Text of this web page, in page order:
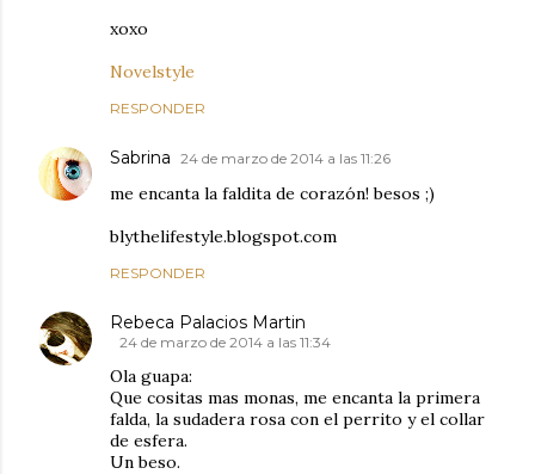
xoxo
Novelstyle
RESPONDER
Sabrina 24 de marzo de 2014 a las 11:26
me encanta la faldita de corazón! besos ;)
blythelifestyle.blogspot.com
RESPONDER
Rebeca Palacios Martin
24 de marzo de 2014 a las 11:34
Ola guapa:
Que cositas mas monas, me encanta la primera
falda, la sudadera rosa con el perrito y el collar
de esfera.
Un beso.